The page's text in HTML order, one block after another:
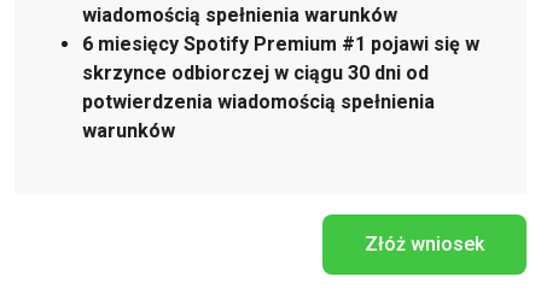
wiadomością spełnienia warunków
6 miesięcy Spotify Premium #1 pojawi się w
skrzynce odbiorczej w ciągu 30 dni od
potwierdzenia wiadomością spełnienia
warunków
Złóż wniosek